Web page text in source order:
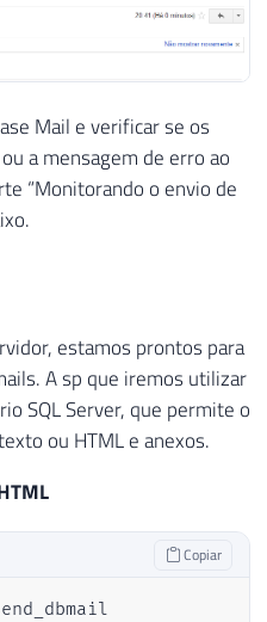
Mail e verificar se os
a mensagem de erro ao
“Monitorando o envio de
estamos prontos para
A sp que iremos utilizar
SQL Server, que permite o
ou HTML e anexos.
Copiar